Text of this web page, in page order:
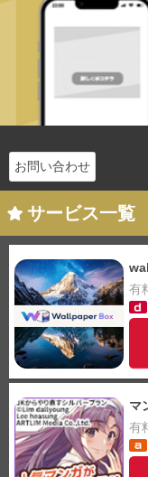
お問い合わせ
サービス一覧
有
マ
有